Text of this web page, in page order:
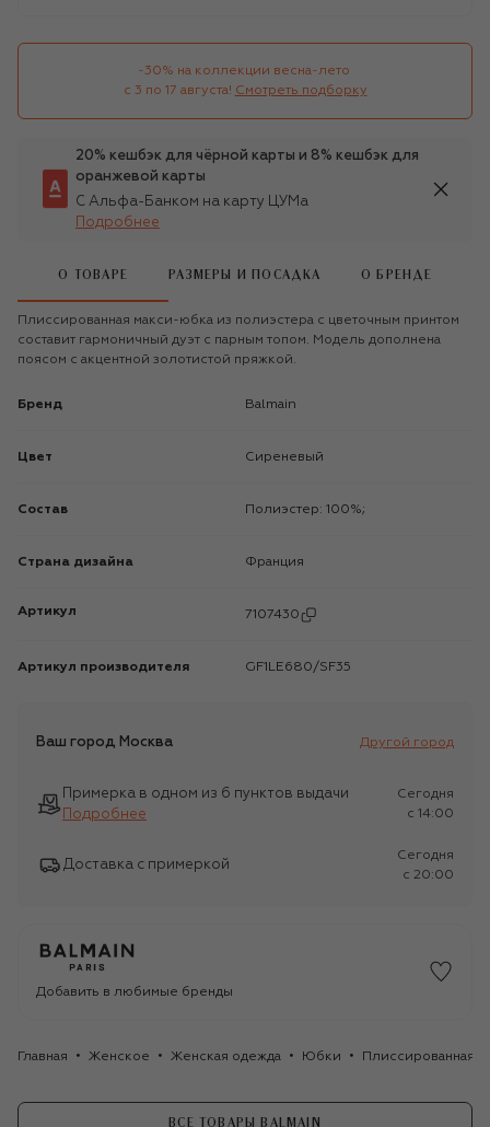
-30% на коллекции весна-лето
с 3 по 17 августа! Смотреть подборку
20% кешбэк для чёрной карты и 8% кешбэк для
оранжевой карты
С Альфа-Банком на карту ЦУМа
Подробнее
О ТОВАРЕ РАЗМЕРЫ И ПОСАДКА О БРЕНДЕ
Плиссированная макси-юбка из полиэстера с цветочным принтом
составит гармоничный дуэт с парным топом. Модель дополнена
поясом с акцентной золотистой пряжкой.
Бренд Balmain
Цвет Сиреневый
Состав Полиэстер: 100%;
Страна дизайна Франция
Артикул 7107430
Артикул производителя GF1LE680/SF35
Ваш город Москва Другой город
Примерка в одном из 6 пунктов выдачи
Подробнее
Сегодня
c 14:00
Доставка с примеркой
Сегодня
c 20:00
Добавить в любимые бренды
Главная Женское Женская одежда Юбки Плиссированная
ВСЕ ТОВАРЫ BALMAIN